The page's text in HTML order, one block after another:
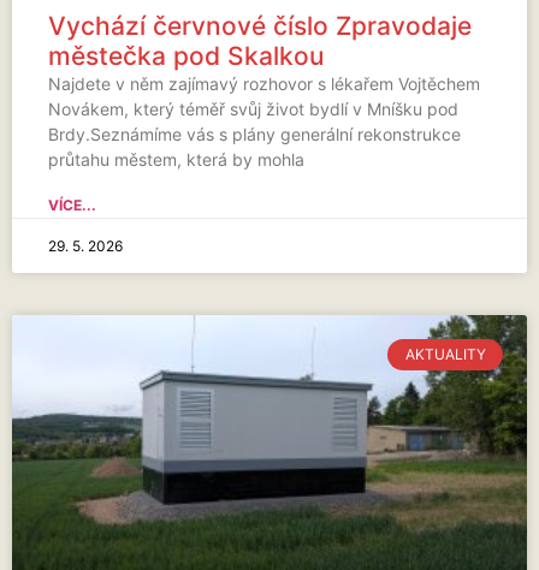
Vychází červnové číslo Zpravodaje
městečka pod Skalkou
Najdete v něm zajímavý rozhovor s lékařem Vojtěchem
Novákem, který téměř svůj život bydlí v Mníšku pod
Brdy.Seznámíme vás s plány generální rekonstrukce
průtahu městem, která by mohla
VÍCE...
29. 5. 2026
AKTUALITY